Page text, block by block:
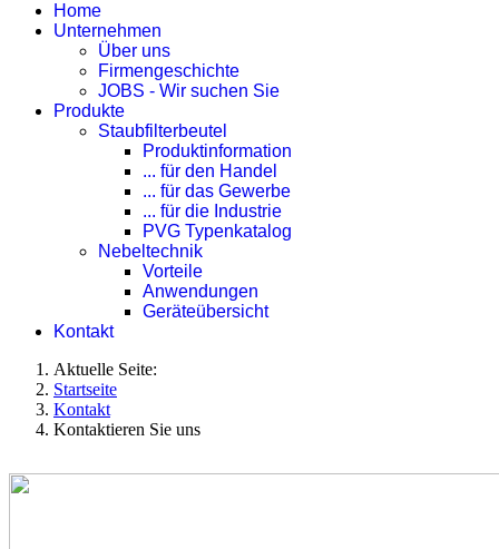
Home
Unternehmen
Über uns
Firmengeschichte
JOBS - Wir suchen Sie
Produkte
Staubfilterbeutel
Produktinformation
... für den Handel
... für das Gewerbe
... für die Industrie
PVG Typenkatalog
Nebeltechnik
Vorteile
Anwendungen
Geräteübersicht
Kontakt
Aktuelle Seite:
Startseite
Kontakt
Kontaktieren Sie uns